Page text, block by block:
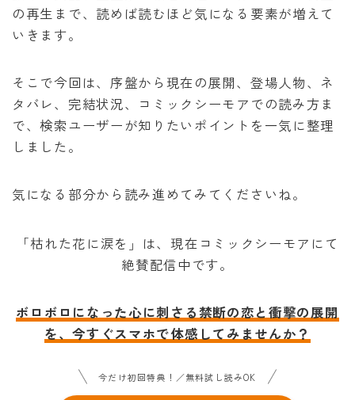
君に届け
春の嵐とモンスター
の再生まで、読めば読むほど気になる要素が増えて
いきます。
そこで今回は、序盤から現在の展開、登場人物、ネ
タバレ、完結状況、コミックシーモアでの読み方ま
で、検索ユーザーが知りたいポイントを一気に整理
しました。
気になる部分から読み進めてみてくださいね。
「枯れた花に涙を」は、現在コミックシーモアにて
絶賛配信中です。
ボロボロになった心に刺さる禁断の恋と衝撃の展開
を、今すぐスマホで体感してみませんか？
今だけ初回特典！／無料試し読みOK